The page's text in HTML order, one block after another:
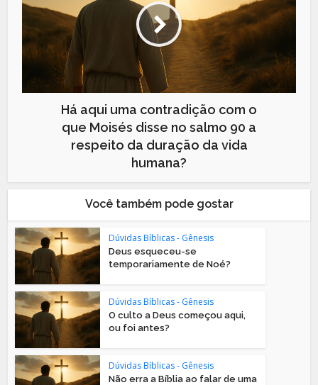
Há aqui uma contradição com o
que Moisés disse no salmo 90 a
respeito da duração da vida
humana?
Você também pode gostar
Dúvidas Bíblicas - Gênesis
Deus esqueceu-se
temporariamente de Noé?
Dúvidas Bíblicas - Gênesis
O culto a Deus começou aqui,
ou foi antes?
Dúvidas Bíblicas - Gênesis
Não erra a Bíblia ao falar de uma